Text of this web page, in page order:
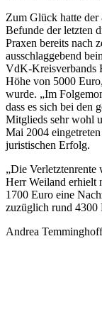
Zum Glück hatte
Befunde der letzten
Praxen bereits nach
ausschlaggebend
VdK-Kreisverbands
Höhe von 5000
wurde. „Im
dass es sich bei den
Mitglieds sehr wohl
Mai 2004
juristischen Erfolg.
„Die
Herr Weiland erhielt
1700 Euro eine
zuzüglich rund 4300
Andrea Temminghoff